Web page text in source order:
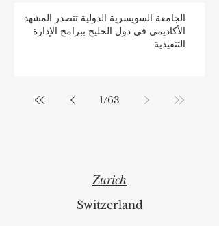
الجامعة السويسرية الدولية تتصدر المشهد
الأكاديمي في دول الخليج ببرامج الإدارة
التنفيذية
1/63
Zurich
Switzerland